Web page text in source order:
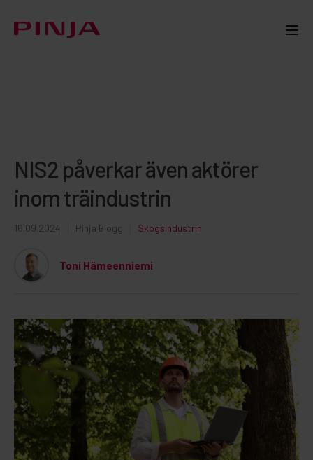
NIS2 påverkar även aktörer
inom träindustrin
16.09.2024 Pinja Blogg Skogsindustrin
Toni Hämeenniemi